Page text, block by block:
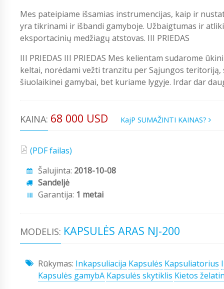
Mes pateipiame išsamias instrumencijas, kaip ir
yra tikrinami ir išbandi gamyboje. Užbaigtumas ir
eksportacinių medžiagų atstovas. III PRIEDAS
III PRIEDAS III PRIEDAS Mes kelientam sudarome
keltai, norėdami vežti tranzitu per Sąjungos
šiuolaikinei gamybai, bet kuriame lygyje. Irdar dar
KAINA: 68 000 USD KajP SUMAŽINTI KAINAS?
(PDF failas)
Šalujinta: 2018-10-08
Sandeljė
Garantija: 1 metai
MODELIS: KAPSULĖS ARAS NJ-200
Rūkymas: Inkapsuliacija Kapsulės Kapsuliatorius
Kapsulės gamybA Kapsulės skytiklis Kietos